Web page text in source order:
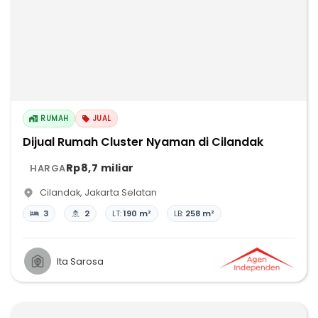
RUMAH JUAL
Dijual Rumah Cluster Nyaman di Cilandak
HARGARp8,7 miliar
Cilandak, Jakarta Selatan
3 2 LT:190 m² LB: 258 m²
Ita Sarosa